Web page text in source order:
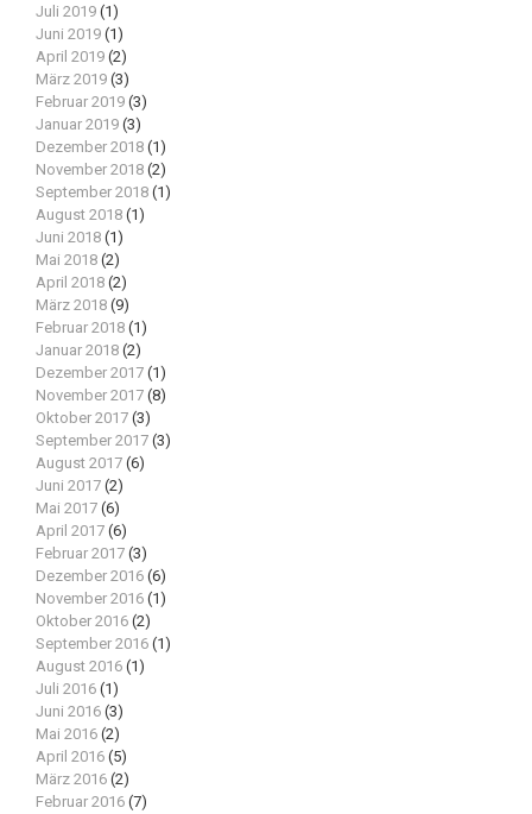
Juli 2019 (1)
Juni 2019 (1)
April 2019 (2)
März 2019 (3)
Februar 2019 (3)
Januar 2019 (3)
Dezember 2018 (1)
November 2018 (2)
September 2018 (1)
August 2018 (1)
Juni 2018 (1)
Mai 2018 (2)
April 2018 (2)
März 2018 (9)
Februar 2018 (1)
Januar 2018 (2)
Dezember 2017 (1)
November 2017 (8)
Oktober 2017 (3)
September 2017 (3)
August 2017 (6)
Juni 2017 (2)
Mai 2017 (6)
April 2017 (6)
Februar 2017 (3)
Dezember 2016 (6)
November 2016 (1)
Oktober 2016 (2)
September 2016 (1)
August 2016 (1)
Juli 2016 (1)
Juni 2016 (3)
Mai 2016 (2)
April 2016 (5)
März 2016 (2)
Februar 2016 (7)
evolve